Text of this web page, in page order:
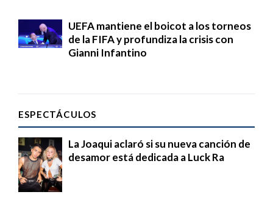
UEFA mantiene el boicot a los torneos
de la FIFA y profundiza la crisis con
Gianni Infantino
ESPECTÁCULOS
La Joaqui aclaró si su nueva canción de
desamor está dedicada a Luck Ra